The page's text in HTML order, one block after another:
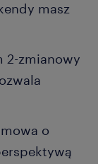
masz
2-zmianowy
o